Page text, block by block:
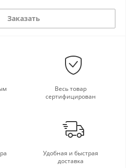
Заказать
Весь товар
сертифицирован
Удобная и быстрая
доставка